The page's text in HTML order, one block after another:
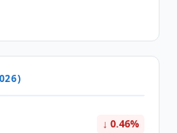
↓ 0.46%